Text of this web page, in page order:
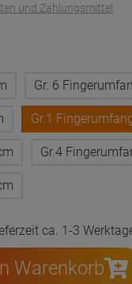
und Zahlungsmittel
Gr. 6
Gr.1
Gr.4
ca. 1-3
Warenkorb